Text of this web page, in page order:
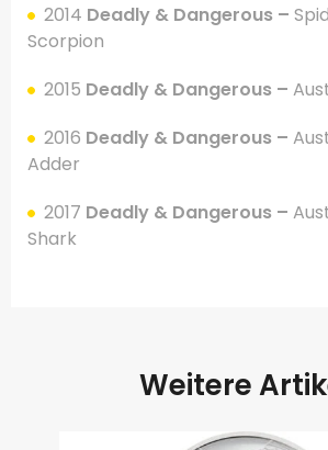
2014 Deadly & Dangerous –
Scorpion
2015 Deadly & Dangerous –
2016 Deadly & Dangerous –
Adder
2017 Deadly & Dangerous –
Shark
Weitere